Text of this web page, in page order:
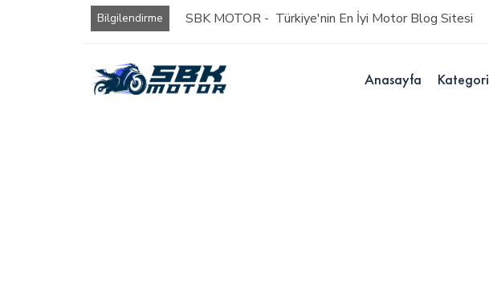
Bilgilendirme SBK MOTOR - Türkiye'nin En İyi Motor Blog Sitesi
Anasayfa Kategori